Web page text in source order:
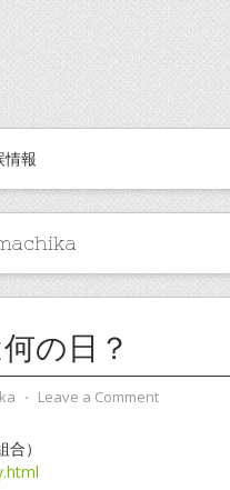
情報
の日？
⋅ Leave a Comment
）